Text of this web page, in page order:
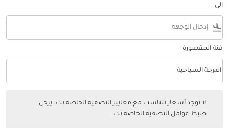
الى
flight_land
فئة المقصورة
فئة المقصورة option الدرجة السياحية Selected
الدرجة السياحية
keyboard_arrow_down
لا توجد أسعار تتناسب مع معايير التصفية الخاصة بك. يرجى
ضبط عوامل التصفية الخاصة بك.